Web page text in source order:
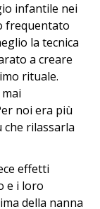
infantile nei
frequentato
la tecnica
a creare
rituale.
noi era più
che rilassarla
effetti
e i loro
della nanna